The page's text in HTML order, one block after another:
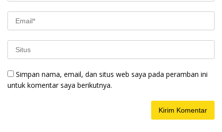
Simpan nama, email, dan situs web saya pada peramban ini
untuk komentar saya berikutnya.